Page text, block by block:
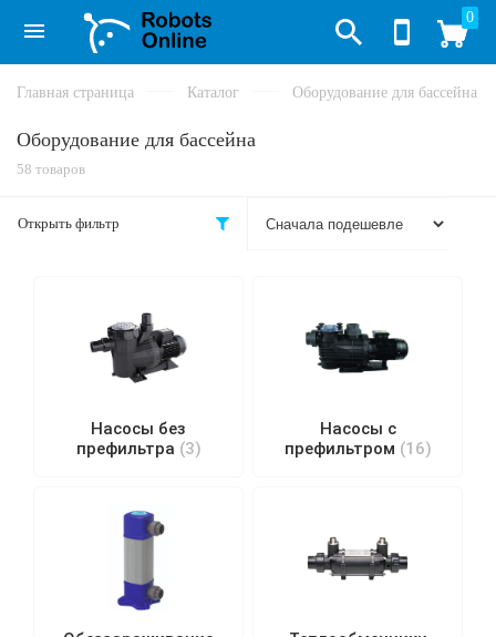
0
Главная страница Каталог Оборудование для бассейна
Оборудование для бассейна
58 товаров
Открыть фильтр
Насосы без
префильтра (3)
Насосы с
префильтром (16)